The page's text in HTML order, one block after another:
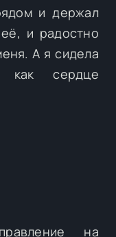
и держал
и радостно
А я сидела
как сердце
на